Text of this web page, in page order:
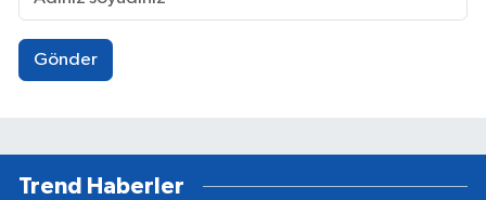
Gönder
Trend Haberler